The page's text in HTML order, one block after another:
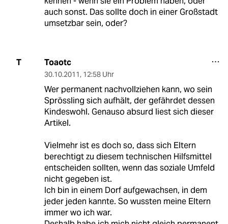
auch sonst. Das sollte doch in einer Großstadt
umsetzbar sein, oder?
T Toaotc
30.10.2011, 12:58 Uhr
Wer permanent nachvollziehen kann, wo sein
Sprössling sich aufhält, der gefährdet dessen
Kindeswohl. Genauso absurd liest sich dieser
Artikel.
Vielmehr ist es doch so, dass sich Eltern
berechtigt zu diesem technischen Hilfsmittel
entscheiden sollten, wenn das soziale Umfeld
nicht gegeben ist.
Ich bin in einem Dorf aufgewachsen, in dem
jeder jeden kannte. So wussten meine Eltern
immer wo ich war.